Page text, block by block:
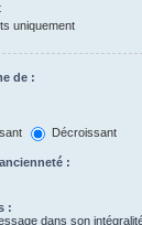
uniquement
de :
Décroissant
:
:
dans son